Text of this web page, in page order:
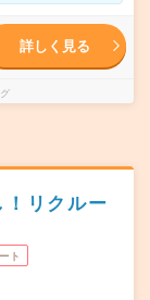
詳しく見る
リクルー
ト